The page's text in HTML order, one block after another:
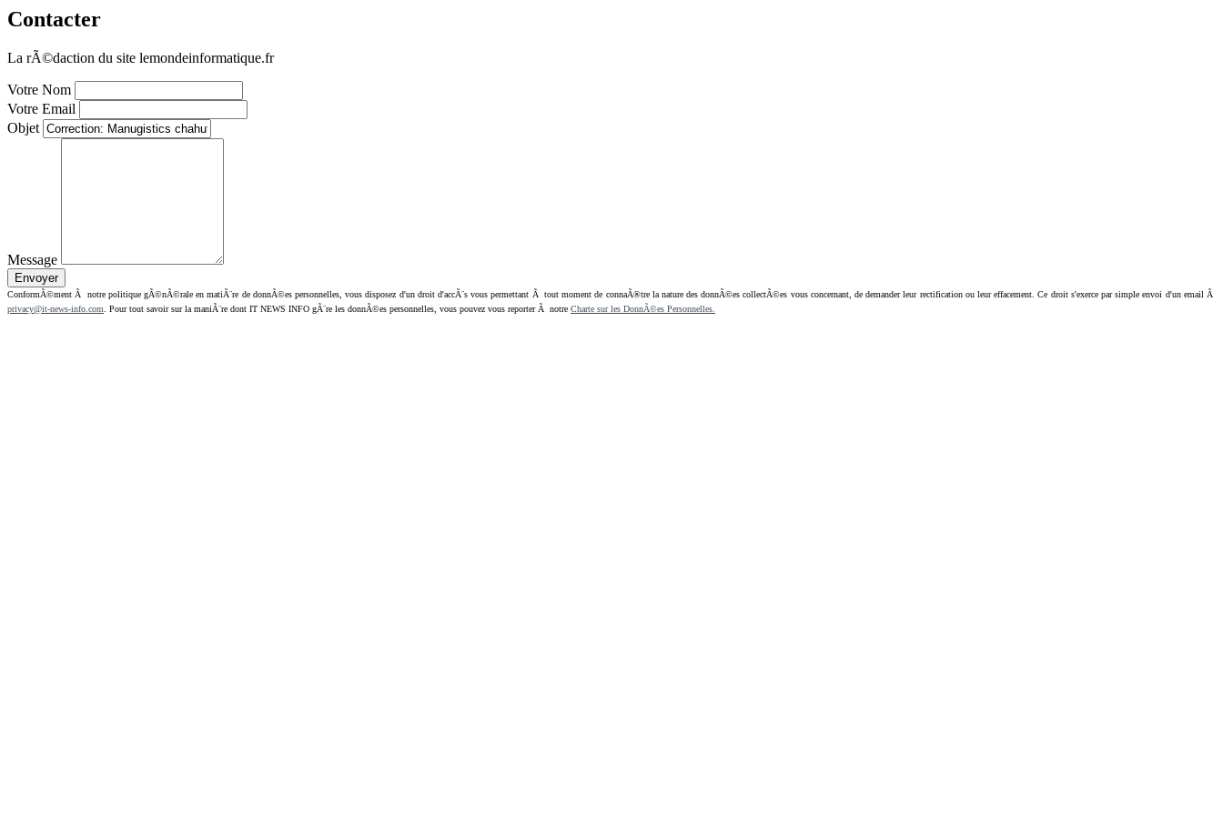
Contacter
La rÃ©daction du site lemondeinformatique.fr
Votre Nom
Votre Email
Objet
Message
ConformÃ©ment Ã notre politique gÃ©nÃ©rale en matiÃ¨re de donnÃ©es personnelles, vous disposez d'un droit d'accÃ¨s vous permettant Ã tout moment de connaÃ®tre la nature des donnÃ©es collectÃ©es vous concernant, de demander leur rectification ou leur effacement. Ce droit s'exerce par simple envoi d'un email Ã
privacy@it-news-info.com . Pour tout savoir sur la maniÃ¨re dont IT NEWS INFO gÃ¨re les donnÃ©es personnelles, vous pouvez vous reporter Ã notre Charte sur les DonnÃ©es Personnelles.